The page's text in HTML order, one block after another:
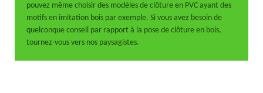
pouvez même choisir des modèles de clôture en PVC ayant des
motifs en imitation bois par exemple. Si vous avez besoin de
quelconque conseil par rapport à la pose de clôture en bois,
tournez-vous vers nos paysagistes.